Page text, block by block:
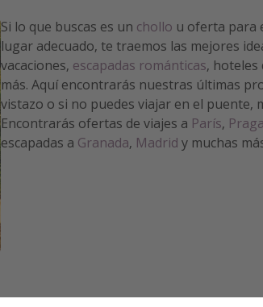
Si lo que buscas es un chollo u oferta para
lugar adecuado, te traemos las mejores
vacaciones, escapadas románticas, hoteles
más. Aquí encontrarás nuestras últimas
vistazo o si no puedes viajar en el puente,
Encontrarás ofertas de viajes a París, Praga
escapadas a Granada, Madrid y muchas